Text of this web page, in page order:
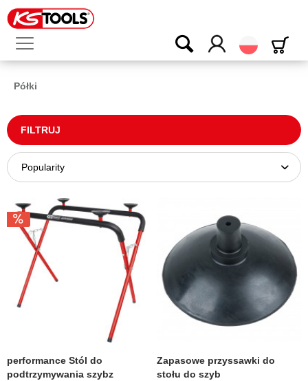
Polski
Półki
FILTRUJ
performance Stól do
podtrzymywania szybz
Zapasowe przyssawki do
stołu do szyb